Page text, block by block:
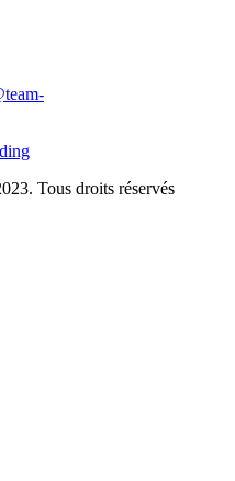
Tous droits réservés